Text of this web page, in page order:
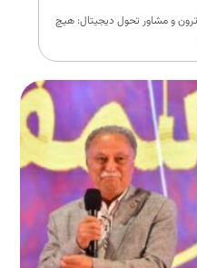
و مشاور تحول دیجیتال: هیچ